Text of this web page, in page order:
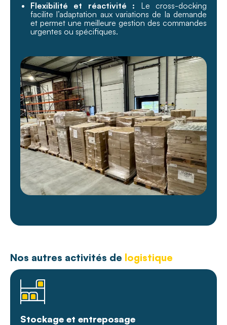
Flexibilité et réactivité : Le cross-docking
facilite l’adaptation aux variations de la demande
et permet une meilleure gestion des commandes
urgentes ou spécifiques.
Nos autres activités de logistique
Stockage et entreposage